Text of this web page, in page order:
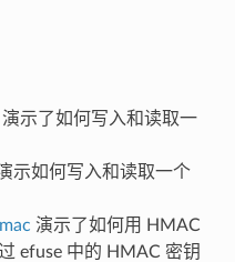
示了如何写入和读取一
示如何写入和读取一个
演示了如何用 HMAC
efuse 中的 HMAC 密钥